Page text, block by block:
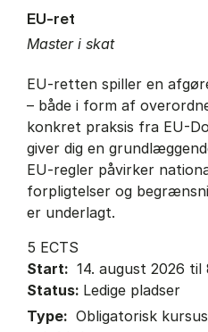
Master i skat
EU-ret
EU-retten spiller en
– både i form af
konkret praksis fra EU-
giver dig en
EU-regler påvirker
forpligtelser og
er underlagt.
5 ECTS
Start: 14. august 2026
Status: Ledige pladser
Type: Obligatorisk